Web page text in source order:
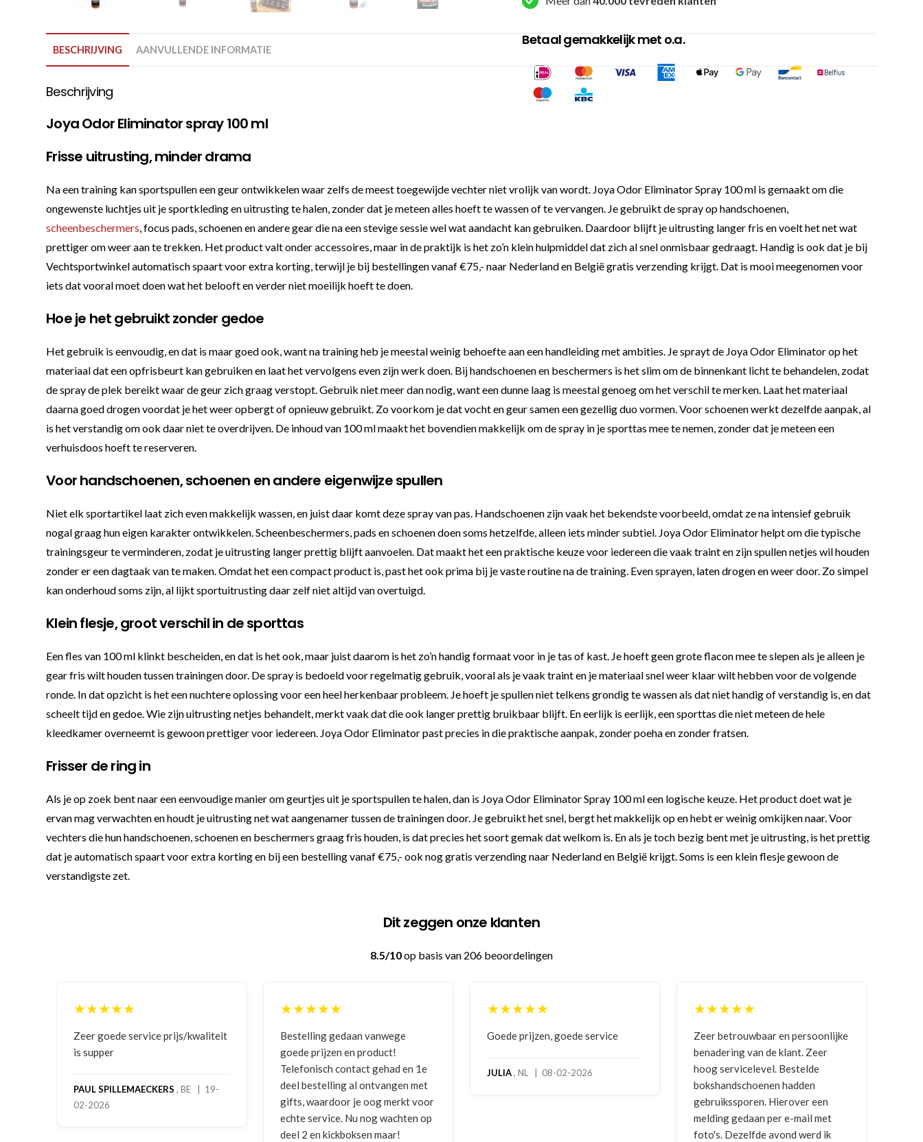
Betaal gemakkelijk met o.a.
BESCHRIJVING AANVULLENDE INFORMATIE
Beschrijving
Joya Odor Eliminator spray 100 ml
Frisse uitrusting, minder drama
Na een training kan sportspullen een geur ontwikkelen waar zelfs de meest toegewijde vechter niet vrolijk van wordt. Joya Odor Eliminator Spray 100 ml is gemaakt om die
ongewenste luchtjes uit je sportkleding en uitrusting te halen, zonder dat je meteen alles hoeft te wassen of te vervangen. Je gebruikt de spray op handschoenen,
scheenbeschermers, focus pads, schoenen en andere gear die na een stevige sessie wel wat aandacht kan gebruiken. Daardoor blijft je uitrusting langer fris en voelt het net wat
prettiger om weer aan te trekken. Het product valt onder accessoires, maar in de praktijk is het zo’n klein hulpmiddel dat zich al snel onmisbaar gedraagt. Handig is ook dat je bij
Vechtsportwinkel automatisch spaart voor extra korting, terwijl je bij bestellingen vanaf €75,- naar Nederland en België gratis verzending krijgt. Dat is mooi meegenomen voor
iets dat vooral moet doen wat het belooft en verder niet moeilijk hoeft te doen.
Hoe je het gebruikt zonder gedoe
Het gebruik is eenvoudig, en dat is maar goed ook, want na training heb je meestal weinig behoefte aan een handleiding met ambities. Je sprayt de Joya Odor Eliminator op het
materiaal dat een opfrisbeurt kan gebruiken en laat het vervolgens even zijn werk doen. Bij handschoenen en beschermers is het slim om de binnenkant licht te behandelen, zodat
de spray de plek bereikt waar de geur zich graag verstopt. Gebruik niet meer dan nodig, want een dunne laag is meestal genoeg om het verschil te merken. Laat het materiaal
daarna goed drogen voordat je het weer opbergt of opnieuw gebruikt. Zo voorkom je dat vocht en geur samen een gezellig duo vormen. Voor schoenen werkt dezelfde aanpak, al
is het verstandig om ook daar niet te overdrijven. De inhoud van 100 ml maakt het bovendien makkelijk om de spray in je sporttas mee te nemen, zonder dat je meteen een
verhuisdoos hoeft te reserveren.
Voor handschoenen, schoenen en andere eigenwijze spullen
Niet elk sportartikel laat zich even makkelijk wassen, en juist daar komt deze spray van pas. Handschoenen zijn vaak het bekendste voorbeeld, omdat ze na intensief gebruik
nogal graag hun eigen karakter ontwikkelen. Scheenbeschermers, pads en schoenen doen soms hetzelfde, alleen iets minder subtiel. Joya Odor Eliminator helpt om die typische
trainingsgeur te verminderen, zodat je uitrusting langer prettig blijft aanvoelen. Dat maakt het een praktische keuze voor iedereen die vaak traint en zijn spullen netjes wil houden
zonder er een dagtaak van te maken. Omdat het een compact product is, past het ook prima bij je vaste routine na de training. Even sprayen, laten drogen en weer door. Zo simpel
kan onderhoud soms zijn, al lijkt sportuitrusting daar zelf niet altijd van overtuigd.
Klein flesje, groot verschil in de sporttas
Een fles van 100 ml klinkt bescheiden, en dat is het ook, maar juist daarom is het zo’n handig formaat voor in je tas of kast. Je hoeft geen grote flacon mee te slepen als je alleen je
gear fris wilt houden tussen trainingen door. De spray is bedoeld voor regelmatig gebruik, vooral als je vaak traint en je materiaal snel weer klaar wilt hebben voor de volgende
ronde. In dat opzicht is het een nuchtere oplossing voor een heel herkenbaar probleem. Je hoeft je spullen niet telkens grondig te wassen als dat niet handig of verstandig is, en dat
scheelt tijd en gedoe. Wie zijn uitrusting netjes behandelt, merkt vaak dat die ook langer prettig bruikbaar blijft. En eerlijk is eerlijk, een sporttas die niet meteen de hele
kleedkamer overneemt is gewoon prettiger voor iedereen. Joya Odor Eliminator past precies in die praktische aanpak, zonder poeha en zonder fratsen.
Frisser de ring in
Als je op zoek bent naar een eenvoudige manier om geurtjes uit je sportspullen te halen, dan is Joya Odor Eliminator Spray 100 ml een logische keuze. Het product doet wat je
ervan mag verwachten en houdt je uitrusting net wat aangenamer tussen de trainingen door. Je gebruikt het snel, bergt het makkelijk op en hebt er weinig omkijken naar. Voor
vechters die hun handschoenen, schoenen en beschermers graag fris houden, is dat precies het soort gemak dat welkom is. En als je toch bezig bent met je uitrusting, is het prettig
dat je automatisch spaart voor extra korting en bij een bestelling vanaf €75,- ook nog gratis verzending naar Nederland en België krijgt. Soms is een klein flesje gewoon de
verstandigste zet.
Dit zeggen onze klanten
8.5/10op basis van 206 beoordelingen
★★★★★
Zeer goede service prijs/kwaliteit
is supper
PAUL SPILLEMAECKERS , BE | 19-
02-2026
★★★★★
Bestelling gedaan vanwege
goede prijzen en product!
Telefonisch contact gehad en 1e
deel bestelling al ontvangen met
gifts, waardoor je oog merkt voor
echte service. Nu nog wachten op
deel 2 en kickboksen maar!
★★★★★
Goede prijzen, goede service
JULIA, NL | 08-02-2026
★★★★★
Zeer betrouwbaar en persoonlijke
benadering van de klant. Zeer
hoog servicelevel. Bestelde
bokshandschoenen hadden
gebruikssporen. Hierover een
melding gedaan per e-mail met
foto's. Dezelfde avond werd ik